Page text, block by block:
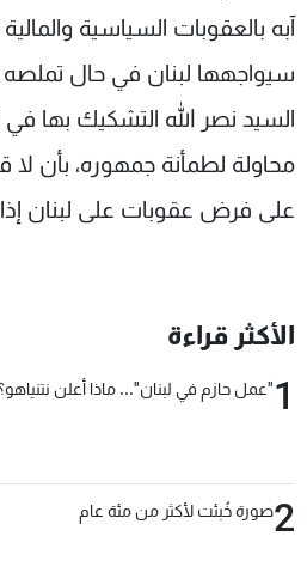
آبه بالعقوبات السياسية
سيواجهها لبنان في حال تملصه
السيد نصر الله التشكيك بها في
محاولة لطمأنة جمهوره، بأن لا
على فرض عقوبات على لبنان
الأكثر قراءة
1"عمل حازم في لبنان"... ماذا أعلن
2صورة خُبئت لأكثر من مئة عام